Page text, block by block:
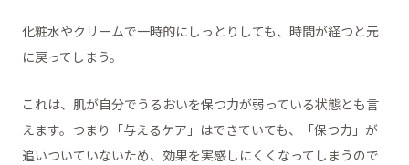
化粧水やクリームで一時的にしっとりしても、時間が経つと元
に戻ってしまう。
これは、肌が自分でうるおいを保つ力が弱っている状態とも言
えます。つまり「与えるケア」はできていても、「保つ力」が
追いついていないため、効果を実感しにくくなってしまうので